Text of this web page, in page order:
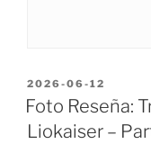
POSTED
ON
2026-06-12
Foto Reseña:
Liokaiser –